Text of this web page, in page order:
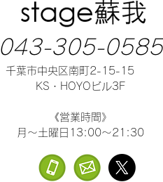
043-305-0585
千葉市中央区南町2-15-15
KS・HOYOビル3F
《営業時間》
月～土曜日13:00～21:30